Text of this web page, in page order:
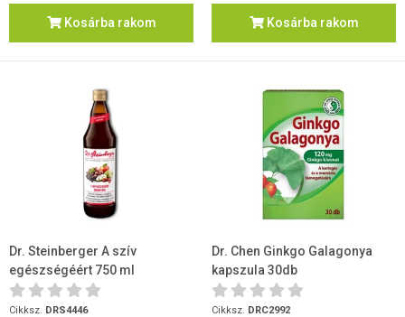
Kosárba rakom Kosárba rakom
Dr. Steinberger A szív
egészségéért 750 ml
Cikksz. DRS4446
Dr. Chen Ginkgo Galagonya
kapszula 30db
Cikksz. DRC2992